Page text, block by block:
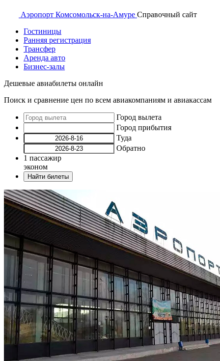
Аэропорт Комсомольск-на-Амуре Справочный сайт
Гостиницы
Ранняя регистрация
Трансфер
Аренда авто
Бизнес-залы
Дешевые авиабилеты онлайн
Поиск и сравнение цен по всем авиакомпаниям и авиакассам
Город вылета
Город прибытия
Туда
Обратно
1 пассажир
эконом
Найти билеты